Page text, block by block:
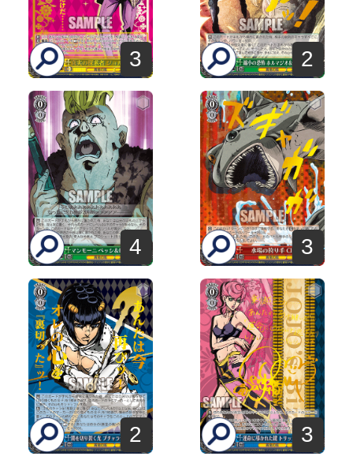
3 2
4 3
2 3